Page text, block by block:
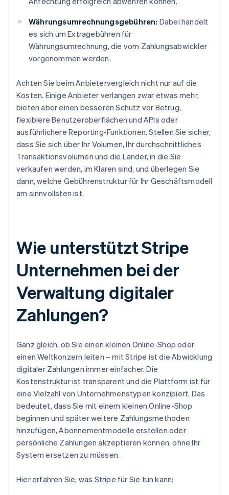
Währungsumrechnungsgebühren: Dabei handelt
es sich um Extragebühren für
Währungsumrechnung, die vom Zahlungsabwickler
vorgenommen werden.
Achten Sie beim Anbietervergleich nicht nur auf die
Kosten. Einige Anbieter verlangen zwar etwas mehr,
bieten aber einen besseren Schutz vor Betrug,
flexiblere Benutzeroberflächen und APIs oder
ausführlichere Reporting-Funktionen. Stellen Sie sicher,
dass Sie sich über Ihr Volumen, Ihr durchschnittliches
Transaktionsvolumen und die Länder, in die Sie
verkaufen werden, im Klaren sind, und überlegen Sie
dann, welche Gebührenstruktur für Ihr Geschäftsmodell
am sinnvollsten ist.
Wie unterstützt Stripe
Unternehmen bei der
Verwaltung digitaler
Zahlungen?
Ganz gleich, ob Sie einen kleinen Online-Shop oder
einen Weltkonzern leiten – mit Stripe ist die Abwicklung
digitaler Zahlungen immer einfacher. Die
Kostenstruktur ist transparent und die Plattform ist für
eine Vielzahl von Unternehmenstypen konzipiert. Das
bedeutet, dass Sie mit einem kleinen Online-Shop
beginnen und später weitere Zahlungsmethoden
hinzufügen, Abonnementmodelle erstellen oder
persönliche Zahlungen akzeptieren können, ohne Ihr
System ersetzen zu müssen.
Hier erfahren Sie, was Stripe für Sie tun kann: